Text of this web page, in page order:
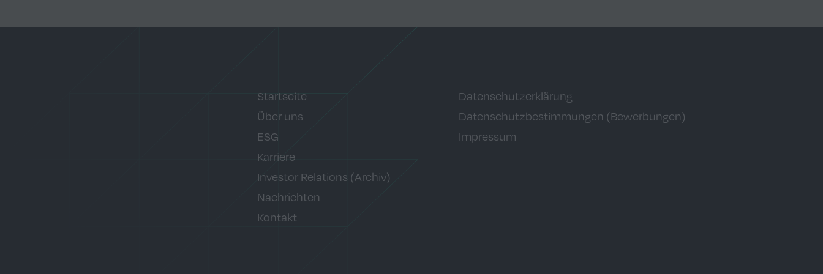
Startseite
Über uns
ESG
Karriere
Investor Relations (Archiv)
Nachrichten
Kontakt
Datenschutzerklärung
Datenschutzbestimmungen (Bewerbungen)
Impressum